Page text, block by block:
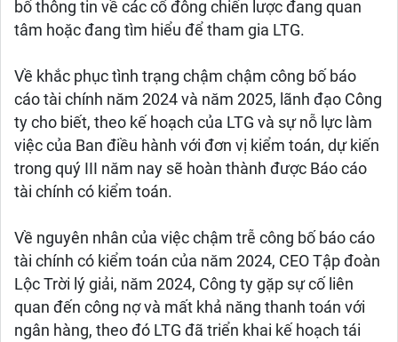
bố thông tin về các cổ đông chiến lược đang quan
tâm hoặc đang tìm hiểu để tham gia LTG.
Về khắc phục tình trạng chậm chậm công bố báo
cáo tài chính năm 2024 và năm 2025, lãnh đạo Công
ty cho biết, theo kế hoạch của LTG và sự nỗ lực làm
việc của Ban điều hành với đơn vị kiểm toán, dự kiến
trong quý III năm nay sẽ hoàn thành được Báo cáo
tài chính có kiểm toán.
Về nguyên nhân của việc chậm trễ công bố báo cáo
tài chính có kiểm toán của năm 2024, CEO Tập đoàn
Lộc Trời lý giải, năm 2024, Công ty gặp sự cố liên
quan đến công nợ và mất khả năng thanh toán với
ngân hàng, theo đó LTG đã triển khai kế hoạch tái